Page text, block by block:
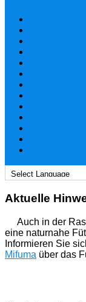
Aktuelle
Auch in der
eine naturnahe
Informieren Sie
Mifuma über das